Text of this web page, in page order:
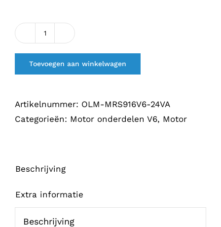
Multiriem
Spanner
916
Alternatief!
Toevoegen aan winkelwagen
Artikelnummer: OLM-MRS916V6-24VA
Categorieën: Motor onderdelen V6, Motor
Beschrijving
Extra informatie
Beschrijving